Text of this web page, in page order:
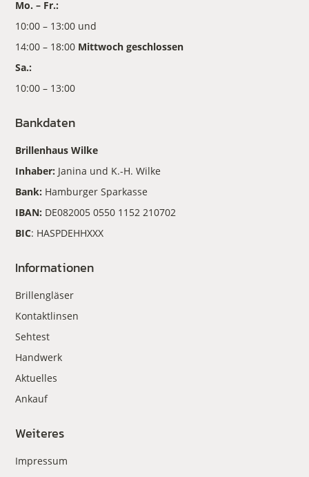
Mo. – Fr.:
10:00 – 13:00 und
14:00 – 18:00 Mittwoch geschlossen
Sa.:
10:00 – 13:00
Bankdaten
Brillenhaus Wilke
Inhaber: Janina und K.-H. Wilke
Bank: Hamburger Sparkasse
IBAN: DE082005 0550 1152 210702
BIC: HASPDEHHXXX
Informationen
Brillengläser
Kontaktlinsen
Sehtest
Handwerk
Aktuelles
Ankauf
Weiteres
Impressum